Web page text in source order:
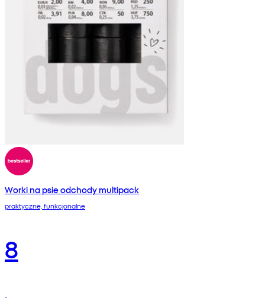
Worki na psie odchody multipack
praktyczne, funkcjonalne
8